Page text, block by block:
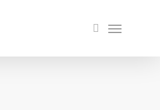
search
Menu